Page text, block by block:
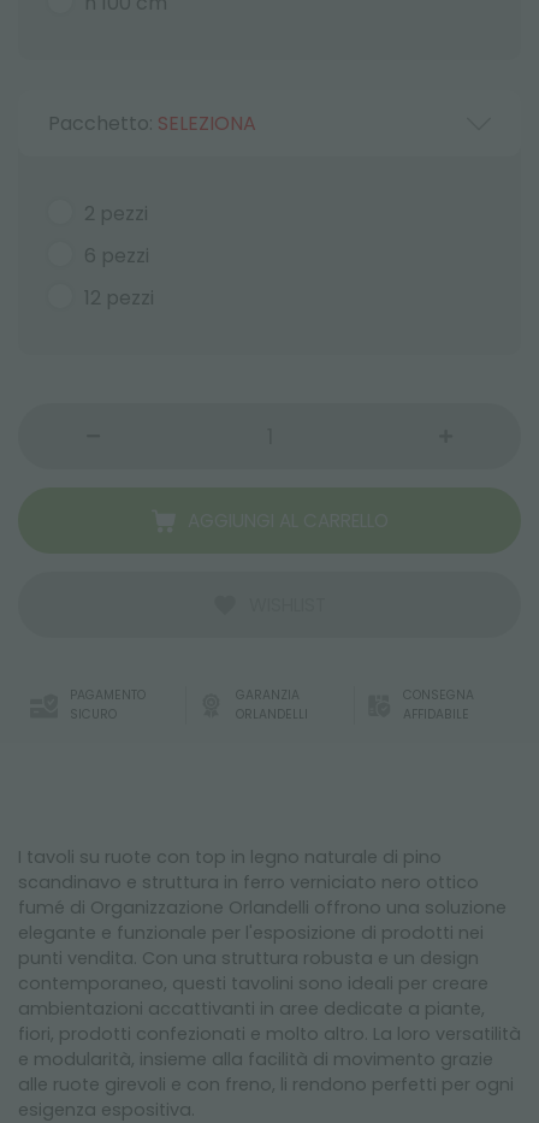
Pacchetto: SELEZIONA
2 pezzi
6 pezzi
12 pezzi
PAGAMENTO
SICURO
GARANZIA
ORLANDELLI
CONSEGNA
AFFIDABILE
I tavoli su ruote con top in legno naturale di pino
scandinavo e struttura in ferro verniciato nero ottico
fumé di Organizzazione Orlandelli offrono una soluzione
elegante e funzionale per l'esposizione di prodotti nei
punti vendita. Con una struttura robusta e un design
contemporaneo, questi tavolini sono ideali per creare
ambientazioni accattivanti in aree dedicate a piante,
fiori, prodotti confezionati e molto altro. La loro versatilità
e modularità, insieme alla facilità di movimento grazie
alle ruote girevoli e con freno, li rendono perfetti per ogni
esigenza espositiva.